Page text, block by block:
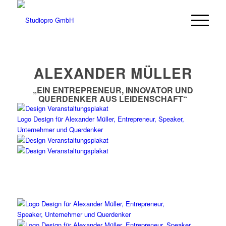
ALEXANDER MÜLLER
„EIN ENTREPRENEUR, INNOVATOR UND
QUERDENKER AUS LEIDENSCHAFT“
Logo Design für Alexander Müller, Entrepreneur, Speaker,
Unternehmer und Querdenker